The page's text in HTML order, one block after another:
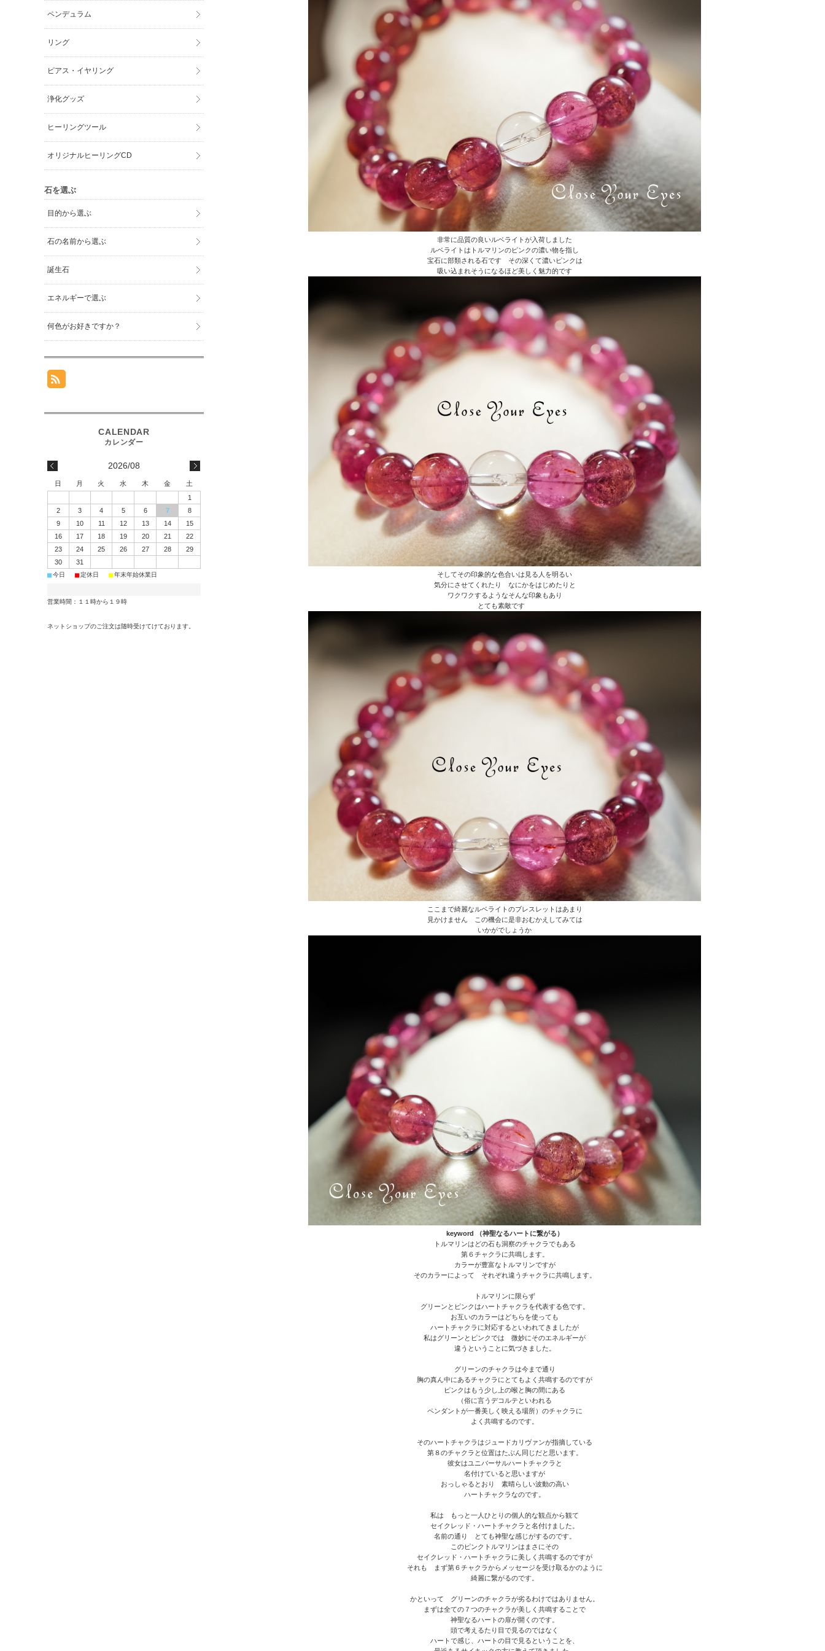
非常に品質の良いルベライトが入荷しました
ルベライトはトルマリンのピンクの濃い物を指し
宝石に部類される石です その深くて濃いピンクは
吸い込まれそうになるほど美しく魅力的です
そしてその印象的な色合いは見る人を明るい
気分にさせてくれたり なにかをはじめたりと
ワクワクするようなそんな印象もあり
とても素敵です
ここまで綺麗なルベライトのブレスレットはあまり
見かけません この機会に是非おむかえしてみては
いかがでしょうか
keyword （神聖なるハートに繋がる）
トルマリンはどの石も洞察のチャクラでもある
第６チャクラに共鳴します。
カラーが豊富なトルマリンですが
そのカラーによって それぞれ違うチャクラに共鳴します。
トルマリンに限らず
グリーンとピンクはハートチャクラを代表する色です。
お互いのカラーはどちらを使っても
ハートチャクラに対応するといわれてきましたが
私はグリーンとピンクでは 微妙にそのエネルギーが
違うということに気づきました。
グリーンのチャクラは今まで通り
胸の真ん中にあるチャクラにとてもよく共鳴するのですが
ピンクはもう少し上の喉と胸の間にある
（俗に言うデコルテといわれる
ペンダントが一番美しく映える場所）のチャクラに
よく共鳴するのです。
そのハートチャクラはジュードカリヴァンが指摘している
第８のチャクラと位置はたぶん同じだと思います。
彼女はユニバーサルハートチャクラと
名付けていると思いますが
おっしゃるとおり 素晴らしい波動の高い
ハートチャクラなのです。
私は もっと一人ひとりの個人的な観点から観て
セイクレッド・ハートチャクラと名付けました。
名前の通り とても神聖な感じがするのです。
このピンクトルマリンはまさにその
セイクレッド・ハートチャクラに美しく共鳴するのですが
それも まず第６チャクラからメッセージを受け取るかのように
綺麗に繋がるのです。
かといって グリーンのチャクラが劣るわけではありません。
まずは全ての７つのチャクラが美しく共鳴することで
神聖なるハートの扉が開くのです。
頭で考えるたり目で見るのではなく
ハートで感じ、ハートの目で見るということを、
ペンデュラム
リング
ピアス・イヤリング
浄化グッズ
ヒーリングツール
オリジナルヒーリングCD
石を選ぶ
目的から選ぶ
石の名前から選ぶ
誕生石
エネルギーで選ぶ
何色がお好きですか？
2026/08
日 月 火 水 木 金
土
1
2
3 4 5 6 7
8
9
10 11 12 13 14
15
16
17 18 19 20 21
22
23
24 25 26 27 28
29
30
31
■今日 ■定休日 ■年末年始休業日
営業時間：１１時から１９時
ネットショップのご注文は随時受けてけております。